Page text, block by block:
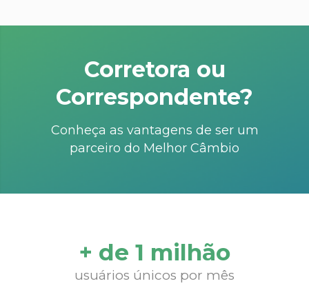
Corretora ou
Correspondente?
Conheça as vantagens de ser um
parceiro do Melhor Câmbio
+ de 1 milhão
usuários únicos por mês